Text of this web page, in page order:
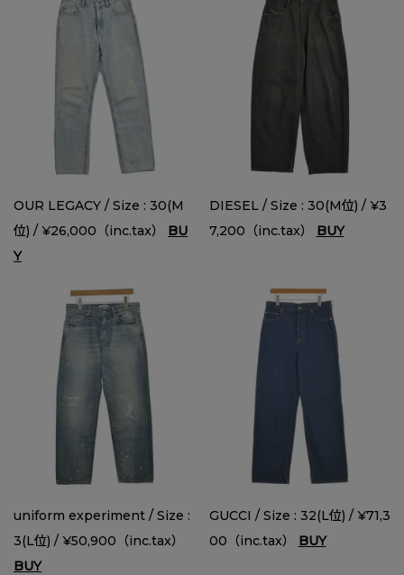
OUR LEGACY / Size : 30(M
位) / ¥26,000（inc.tax） BU
Y
DIESEL / Size : 30(M位) / ¥3
7,200（inc.tax） BUY
uniform experiment / Size :
3(L位) / ¥50,900（inc.tax）
BUY
GUCCI / Size : 32(L位) / ¥71,3
00（inc.tax） BUY